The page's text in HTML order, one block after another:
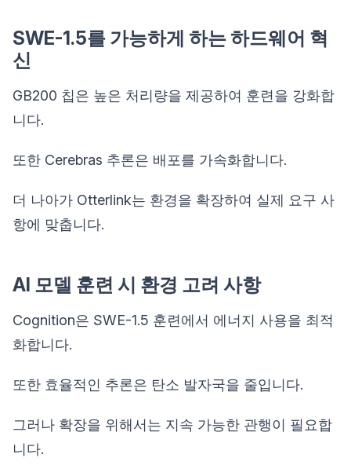
SWE-1.5를 가능하게 하는 하드웨어 혁
신
GB200 칩은 높은 처리량을 제공하여 훈련을 강화합
니다.
또한 Cerebras 추론은 배포를 가속화합니다.
더 나아가 Otterlink는 환경을 확장하여 실제 요구 사
항에 맞춥니다.
AI 모델 훈련 시 환경 고려 사항
Cognition은 SWE-1.5 훈련에서 에너지 사용을 최적
화합니다.
또한 효율적인 추론은 탄소 발자국을 줄입니다.
그러나 확장을 위해서는 지속 가능한 관행이 필요합
니다.